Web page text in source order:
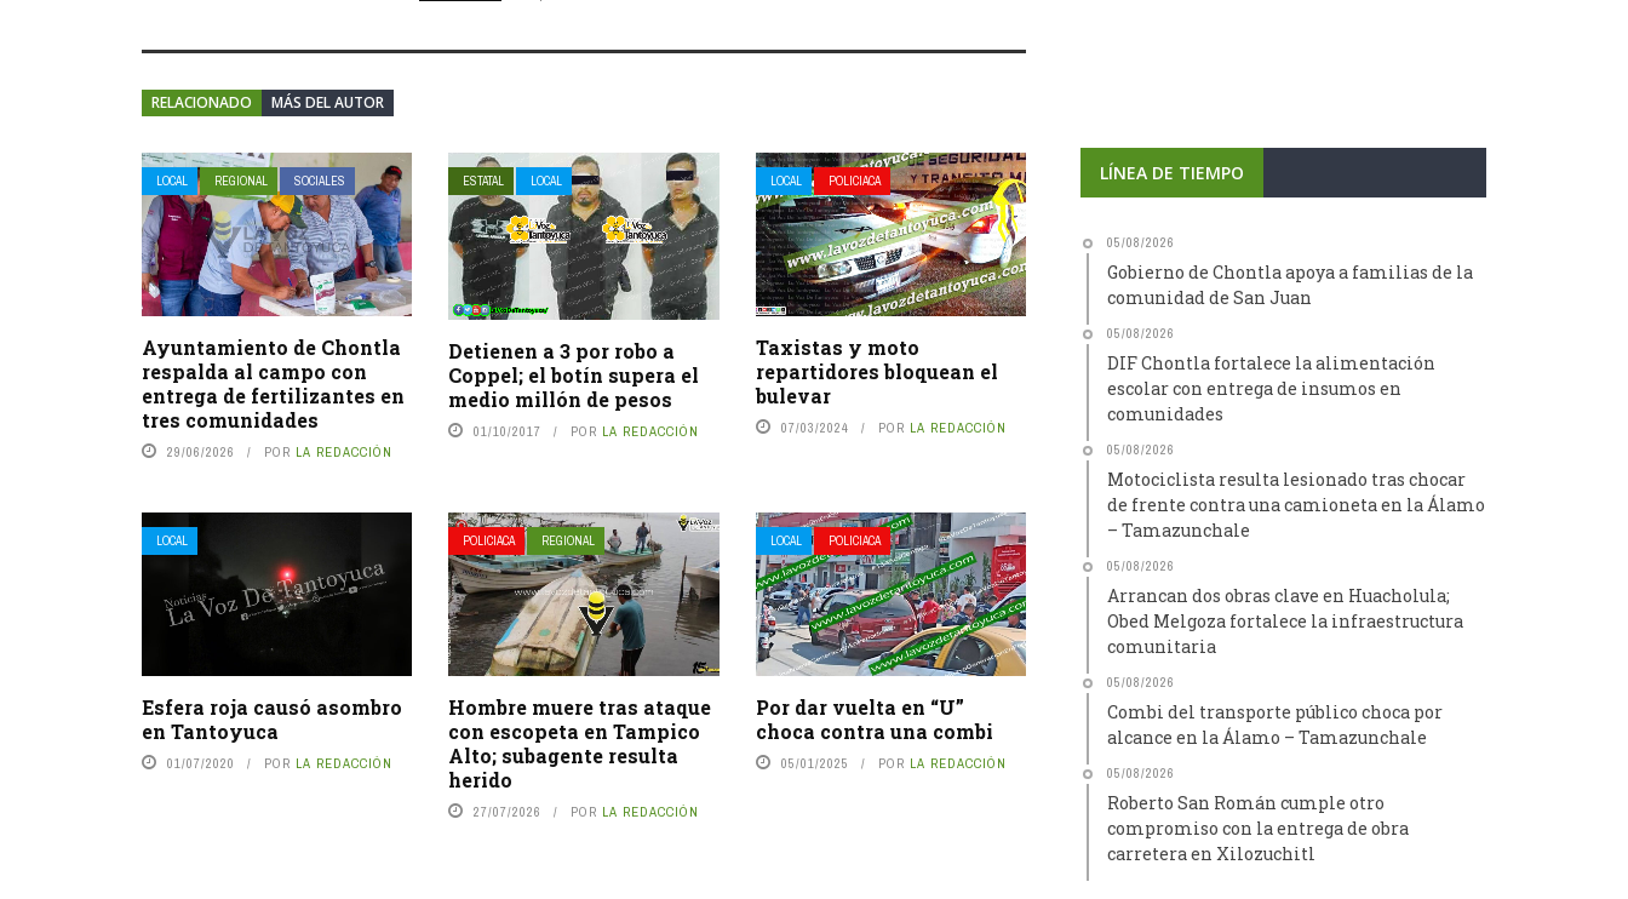
RELACIONADO MÁS DEL AUTOR
LOCAL REGIONAL SOCIALES
Ayuntamiento de Chontla
respalda al campo con
entrega de fertilizantes en
tres comunidades
29/06/2026 POR LA REDACCIÓN
ESTATAL LOCAL
Detienen a 3 por robo a
Coppel; el botín supera el
medio millón de pesos
01/10/2017 POR LA REDACCIÓN
LOCAL POLICIACA
Taxistas y moto
repartidores bloquean el
bulevar
07/03/2024 POR LA REDACCIÓN
LOCAL
Esfera roja causó asombro
en Tantoyuca
01/07/2020 POR LA REDACCIÓN
POLICIACA REGIONAL
Hombre muere tras ataque
con escopeta en Tampico
Alto; subagente resulta
herido
27/07/2026 POR LA REDACCIÓN
LOCAL POLICIACA
Por dar vuelta en “U”
choca contra una combi
05/01/2025 POR LA REDACCIÓN
LÍNEA DE TIEMPO
05/08/2026
Gobierno de Chontla apoya a familias de la
comunidad de San Juan
05/08/2026
DIF Chontla fortalece la alimentación
escolar con entrega de insumos en
comunidades
05/08/2026
Motociclista resulta lesionado tras chocar
de frente contra una camioneta en la Álamo
– Tamazunchale
05/08/2026
Arrancan dos obras clave en Huacholula;
Obed Melgoza fortalece la infraestructura
comunitaria
05/08/2026
Combi del transporte público choca por
alcance en la Álamo – Tamazunchale
05/08/2026
Roberto San Román cumple otro
compromiso con la entrega de obra
carretera en Xilozuchitl